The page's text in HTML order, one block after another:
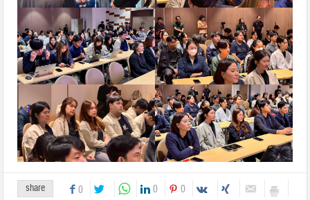
share 0 0 0